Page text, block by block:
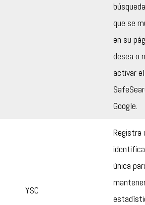
que se
en su
desea o
activar
Google.
YSC
Registra
única